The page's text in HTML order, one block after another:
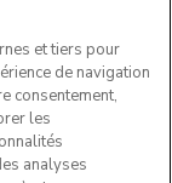
et tiers pour
de navigation
consentement,
les
analyses